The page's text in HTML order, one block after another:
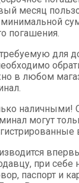
месяц
минимальной
погашения.
для
в любом
наличными!
могут
при
паспорт и